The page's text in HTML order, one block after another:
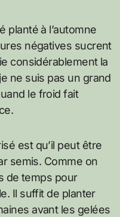
planté à l’automne
négatives sucrent
considérablement la
ne suis pas un grand
le froid fait
est qu’il peut être
semis. Comme on
de temps pour
Il suffit de planter
avant les gelées